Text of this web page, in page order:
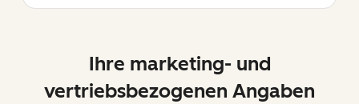
Ihre marketing- und
vertriebsbezogenen Angaben